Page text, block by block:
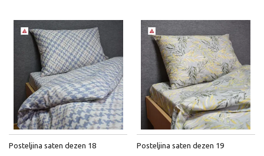
Posteljina saten dezen 18 Posteljina saten dezen 19